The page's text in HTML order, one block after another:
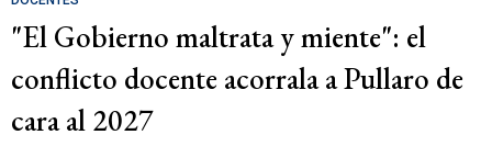
"El Gobierno maltrata y miente": el
conflicto docente acorrala a Pullaro de
cara al 2027